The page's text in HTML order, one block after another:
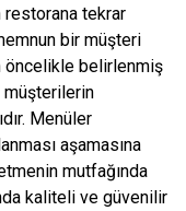
restorana tekrar
bir müşteri
öncelikle belirlenmiş
müşterilerin
Menüler
aşamasına
mutfağında
kaliteli ve güvenilir